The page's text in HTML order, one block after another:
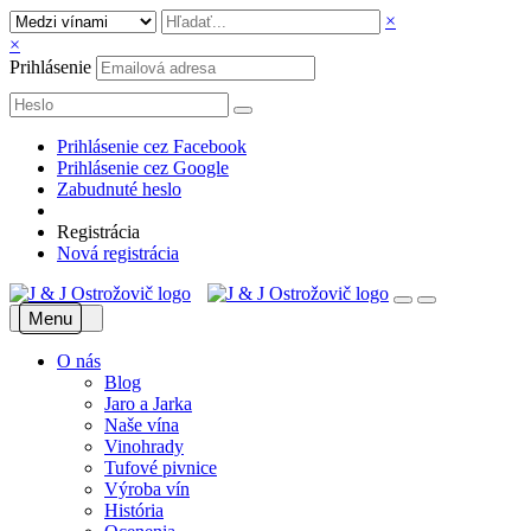
×
×
Prihlásenie
Prihlásenie cez Facebook
Prihlásenie cez Google
Zabudnuté heslo
Registrácia
Nová registrácia
Menu
O nás
Blog
Jaro a Jarka
Naše vína
Vinohrady
Tufové pivnice
Výroba vín
História